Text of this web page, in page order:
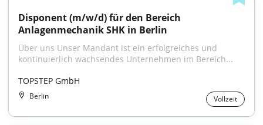
Disponent (m/w/d) für den Bereich
Anlagenmechanik SHK in Berlin
Über uns Unser Mandant ist ein erfolgreiches und
kontinuierlich wachsendes Unternehmen im Bereich...
TOPSTEP GmbH
Berlin Vollzeit